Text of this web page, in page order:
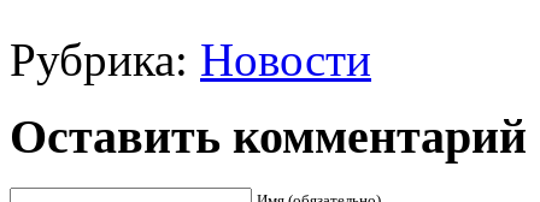
Рубрика: Новости
Оставить комментарий